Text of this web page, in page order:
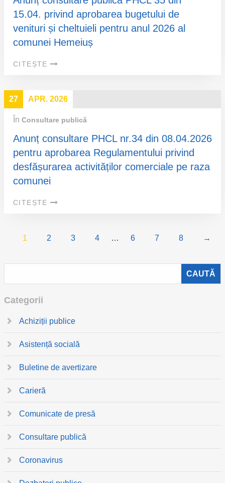
15.04. privind aprobarea bugetului de
venituri și cheltuieli pentru anul 2026 al
comunei Hemeiuș
CITEȘTE
27 APR. 2026
În Consultare publică
Anunț consultare PHCL nr.34 din 08.04.2026
pentru aprobarea Regulamentului privind
desfășurarea activităților comerciale pe raza
comunei
CITEȘTE
1 2 3 4 … 6 7 8 →
Categorii
Achiziții publice
Asistență socială
Buletine de avertizare
Carieră
Comunicate de presă
Consultare publică
Coronavirus